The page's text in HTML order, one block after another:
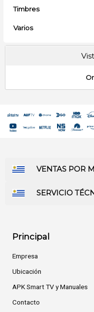
Timbres
Varios
VENTAS POR
SERVICIO
Principal
Empresa
Ubicación
APK Smart TV y Manuales
Contacto